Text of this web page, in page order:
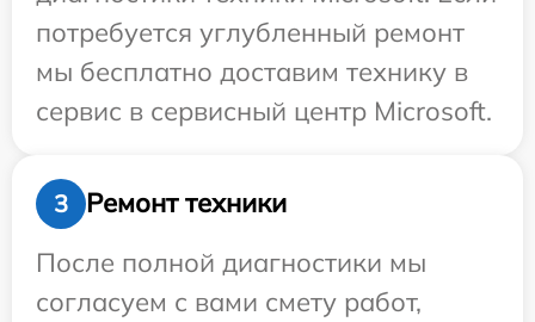
потребуется углубленный ремонт
мы бесплатно доставим технику в
сервис в сервисный центр Microsoft.
3
Ремонт техники
После полной диагностики мы
согласуем с вами смету работ,